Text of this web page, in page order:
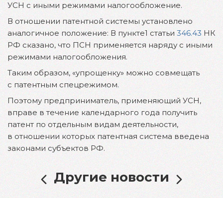
УСН с иными режимами налогообложение.
В отношении патентной системы установлено
аналогичное положение: В пункте1 статьи 346.43 НК
РФ сказано, что ПСН применяется наряду с иными
режимами налогообложения.
Таким образом, «упрощенку» можно совмещать
с патентным спецрежимом.
Поэтому предприниматель, применяющий УСН,
вправе в течение календарного года получить
патент по отдельным видам деятельности,
в отношении которых патентная система введена
законами субъектов РФ.
Другие новости